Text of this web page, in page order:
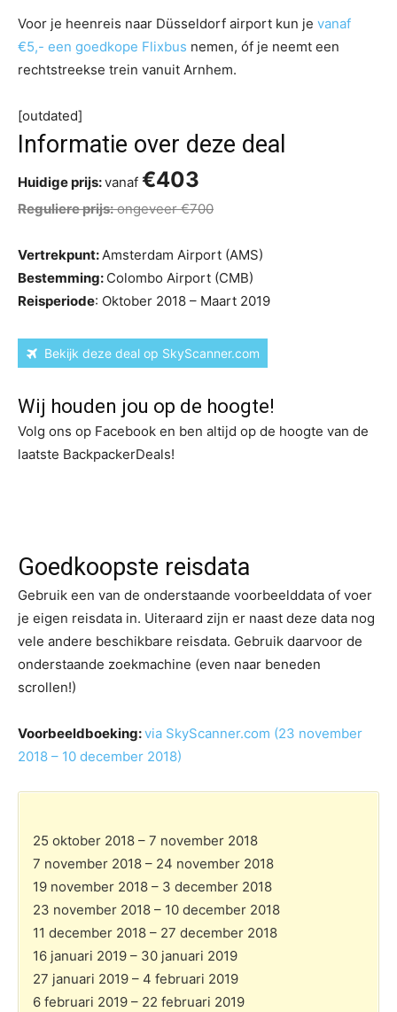
Voor je heenreis naar Düsseldorf airport kun je vanaf
€5,- een goedkope Flixbus nemen, óf je neemt een
rechtstreekse trein vanuit Arnhem.
[outdated]
Informatie over deze deal
Huidige prijs:vanaf €403
Reguliere prijs:ongeveer €700
Vertrekpunt:Amsterdam Airport (AMS)
Bestemming: Colombo Airport (CMB)
Reisperiode: Oktober 2018 – Maart 2019
Bekijk deze deal op SkyScanner.com
Wij houden jou op de hoogte!
Volg ons op Facebook en ben altijd op de hoogte van de
laatste BackpackerDeals!
Goedkoopste reisdata
Gebruik een van de onderstaande voorbeelddata of voer
je eigen reisdata in. Uiteraard zijn er naast deze data nog
vele andere beschikbare reisdata. Gebruik daarvoor de
onderstaande zoekmachine (even naar beneden
scrollen!)
Voorbeeldboeking:via SkyScanner.com (23 november
2018 – 10 december 2018)
25 oktober 2018 – 7 november 2018
7 november 2018 – 24 november 2018
19 november 2018 – 3 december 2018
23 november 2018 – 10 december 2018
11 december 2018 – 27 december 2018
16 januari 2019 – 30 januari 2019
27 januari 2019 – 4 februari 2019
6 februari 2019 – 22 februari 2019